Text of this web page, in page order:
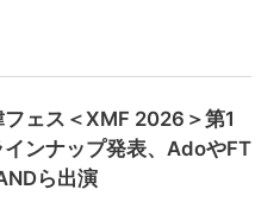
フェス＜XMF 2026＞第1
インナップ発表、AdoやFT
ら出演